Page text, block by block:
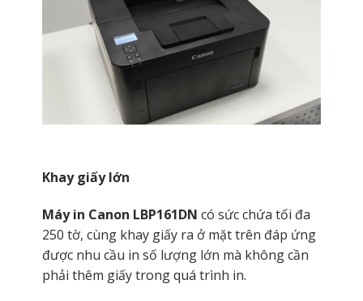
Khay giấy lớn
Máy in Canon LBP161DN có sức chứa tối đa
250 tờ, cùng khay giấy ra ở mặt trên đáp ứng
được nhu cầu in số lượng lớn mà không cần
phải thêm giấy trong quá trình in.